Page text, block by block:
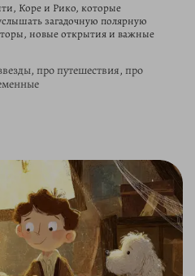
Коре и Рико, которые
загадочную полярную
новые открытия и важные
про путешествия, про